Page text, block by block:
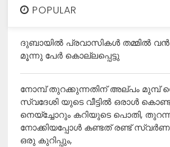
POPULAR
ദുബായിൽ പ്രവാസികൾ തമ്മിൽ
മൂന്നു പേർ കൊല്ലപ്പെട്ടു
നോമ്പ് തുറക്കുന്നതിന് അല്പം മുമ്പ്
സ്വദേശി യുടെ വീട്ടിൽ ഒരാൾ
നെയ്ച്ചോറും കറിയുടെ പൊതി,
നോക്കിയപ്പോൾ കണ്ടത് രണ്ട്
ഒരു കുറിപ്പും,